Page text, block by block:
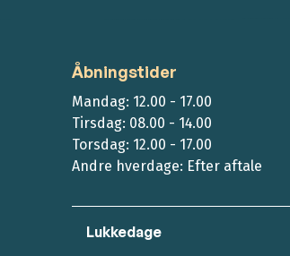
Åbningstider
Mandag: 12.00 - 17.00
Tirsdag: 08.00 - 14.00
Torsdag: 12.00 - 17.00
Andre hverdage: Efter aftale
Lukkedage